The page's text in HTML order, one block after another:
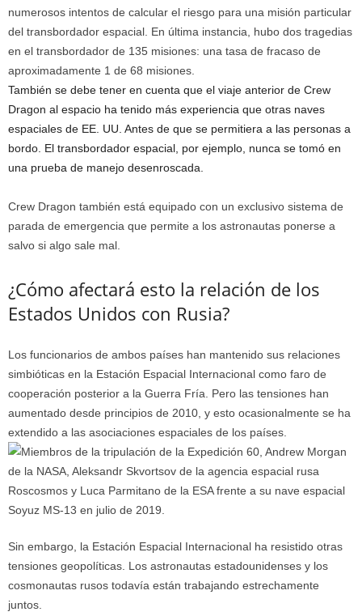
numerosos intentos de calcular el riesgo para una misión particular
del transbordador espacial. En última instancia, hubo dos tragedias
en el transbordador de 135 misiones: una tasa de fracaso de
aproximadamente 1 de 68 misiones.
También se debe tener en cuenta que el viaje anterior de Crew
Dragon al espacio ha tenido más experiencia que otras naves
espaciales de EE. UU. Antes de que se permitiera a las personas a
bordo. El transbordador espacial, por ejemplo, nunca se tomó en
una prueba de manejo desenroscada.
Crew Dragon también está equipado con un exclusivo sistema de
parada de emergencia que permite a los astronautas ponerse a
salvo si algo sale mal.
¿Cómo afectará esto la relación de los
Estados Unidos con Rusia?
Los funcionarios de ambos países han mantenido sus relaciones
simbióticas en la Estación Espacial Internacional como faro de
cooperación posterior a la Guerra Fría. Pero las tensiones han
aumentado desde principios de 2010, y esto ocasionalmente se ha
extendido a las asociaciones espaciales de los países.
Sin embargo, la Estación Espacial Internacional ha resistido otras
tensiones geopolíticas. Los astronautas estadounidenses y los
cosmonautas rusos todavía están trabajando estrechamente
juntos.